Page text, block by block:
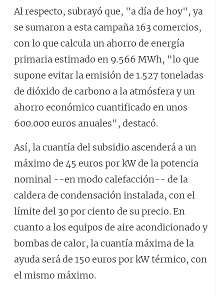
Al respecto, subrayó que, "a día de hoy", ya
se sumaron a esta campaña 163 comercios,
con lo que calcula un ahorro de energía
primaria estimado en 9.566 MWh, "lo que
supone evitar la emisión de 1.527 toneladas
de dióxido de carbono a la atmósfera y un
ahorro económico cuantificado en unos
600.000 euros anuales", destacó.
Así, la cuantía del subsidio ascenderá a un
máximo de 45 euros por kW de la potencia
nominal --en modo calefacción-- de la
caldera de condensación instalada, con el
límite del 30 por ciento de su precio. En
cuanto a los equipos de aire acondicionado y
bombas de calor, la cuantía máxima de la
ayuda será de 150 euros por kW térmico, con
el mismo máximo.